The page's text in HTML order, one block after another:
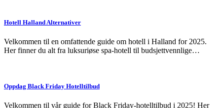
Hotell Halland Alternativer
Velkommen til en omfattende guide om hotell i Halland for 2025.
Her finner du alt fra luksuriøse spa-hotell til budsjettvennlige…
Oppdag Black Friday Hotelltilbud
Velkommen til vår guide for Black Friday-hotelltilbud i 2025! Her